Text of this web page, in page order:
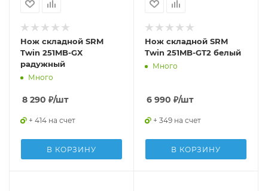
Нож складной SRM
Twin 251MB-GX
радужный
Много
8 290 ₽/шт
+ 414 на счет
В КОРЗИНУ
Нож складной SRM
Twin 251MB-GT2 белый
Много
6 990 ₽/шт
+ 349 на счет
В КОРЗИНУ